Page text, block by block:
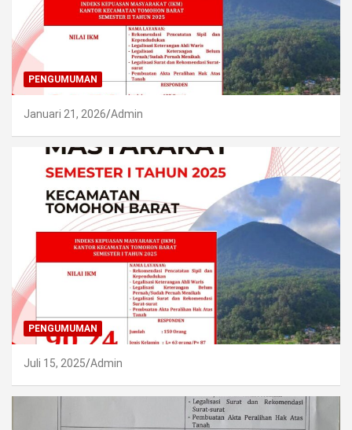
PENGUMUMAN
Januari 21, 2026 Admin
PENGUMUMAN
Juli 15, 2025 Admin